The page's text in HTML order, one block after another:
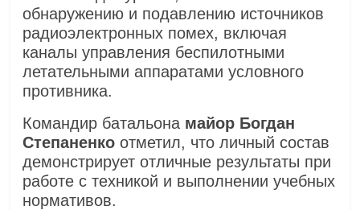
обнаружению и подавлению источников
радиоэлектронных помех, включая
каналы управления беспилотными
летательными аппаратами условного
противника.
Командир батальона майор Богдан
Степаненко отметил, что личный состав
демонстрирует отличные результаты при
работе с техникой и выполнении учебных
нормативов.